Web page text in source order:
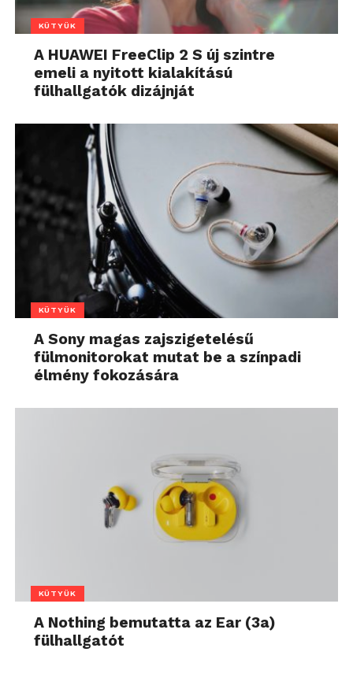
KÜTYÜK
A HUAWEI FreeClip 2 S új szintre
emeli a nyitott kialakítású
fülhallgatók dizájnját
KÜTYÜK
A Sony magas zajszigetelésű
fülmonitorokat mutat be a színpadi
élmény fokozására
KÜTYÜK
A Nothing bemutatta az Ear (3a)
fülhallgatót